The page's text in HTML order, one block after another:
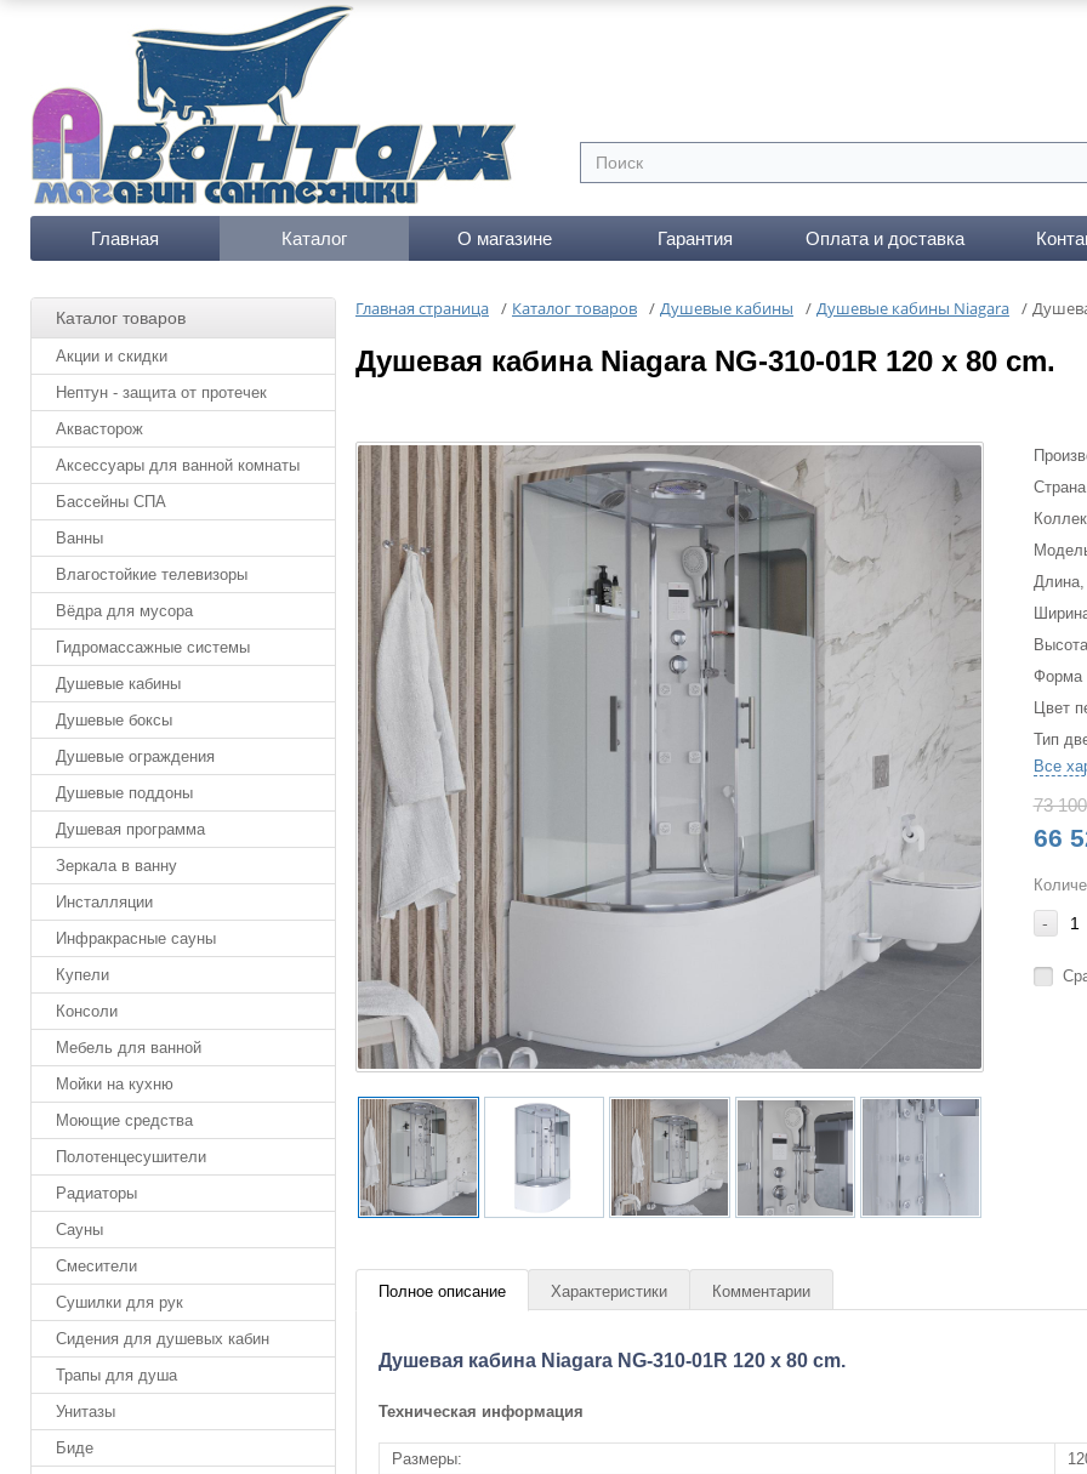
Главная Каталог О магазине Гарантия Оплата и доставка
Каталог товаров
Акции и скидки
Нептун - защита от протечек
Аквасторож
Аксессуары для ванной комнаты
Бассейны СПА
Ванны
Влагостойкие телевизоры
Вёдра для мусора
Гидромассажные системы
Душевые кабины
Душевые боксы
Душевые ограждения
Душевые поддоны
Душевая программа
Зеркала в ванну
Инсталляции
Инфракрасные сауны
Купели
Консоли
Мебель для ванной
Мойки на кухню
Моющие средства
Полотенцесушители
Радиаторы
Сауны
Смесители
Сушилки для рук
Сидения для душевых кабин
Трапы для душа
Унитазы
Биде
Главная страница / Каталог товаров / Душевые кабины / Душевые кабины Niagara /
Душевая кабина Niagara NG-310-01R 120 x 80 cm.
Страна
Форма
Цвет
Тип
Все
73
66
-
Полное описание Характеристики Комментарии
Душевая кабина Niagara NG-310-01R 120 x 80 cm.
Техническая информация
Размеры: